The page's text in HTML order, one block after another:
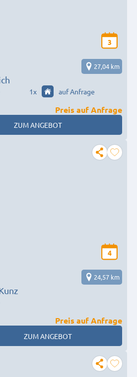
3
27,04 km
1x auf Anfrage
Preis auf Anfrage
ZUM ANGEBOT
4
24,57 km
Preis auf Anfrage
ZUM ANGEBOT